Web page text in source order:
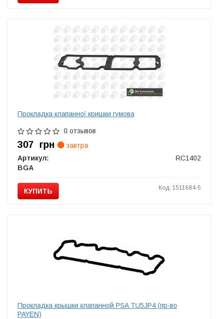
Прокладка клапанної кришки гумова
0 отзывов
307 грн
завтра
Артикул:
RC1402
BGA
КУПИТЬ Код: 1511684-5
Прокладка крышки клапанной PSA TU5JP4 (пр-во
PAYEN)